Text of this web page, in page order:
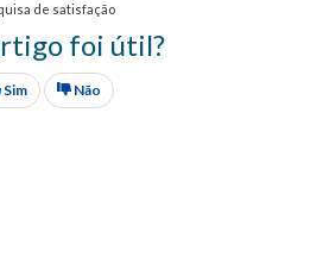
de satisfação
foi útil?
Sim Não